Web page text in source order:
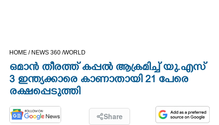
CINEMA
OPINION
PHOTOS
HOME / NEWS 360 /WORLD
ഒമാൻ തീരത്ത് കപ്പൽ ആക്രമിച്ച് യു.എസ്
3 ഇന്ത്യക്കാരെ കാണാതായി 21 പേരെ
രക്ഷപ്പെടുത്തി
Share